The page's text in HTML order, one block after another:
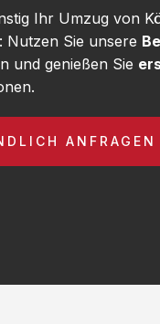
Ihr Umzug von
Nutzen Sie unsere
und genießen Sie
ANFRAGEN